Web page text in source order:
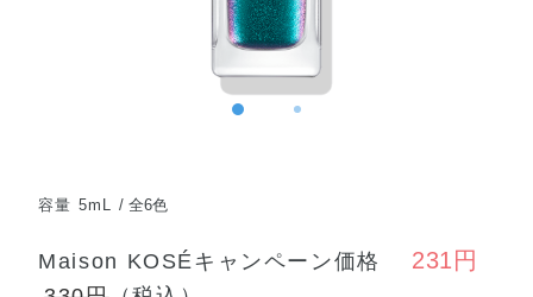
容量 5mL 全6色
Maison KOSÉキャンペーン価格 231円